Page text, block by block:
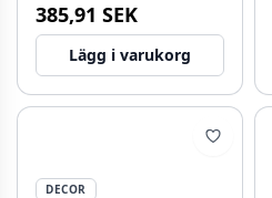
385,91 SEK
Lägg i varukorg
DECOR